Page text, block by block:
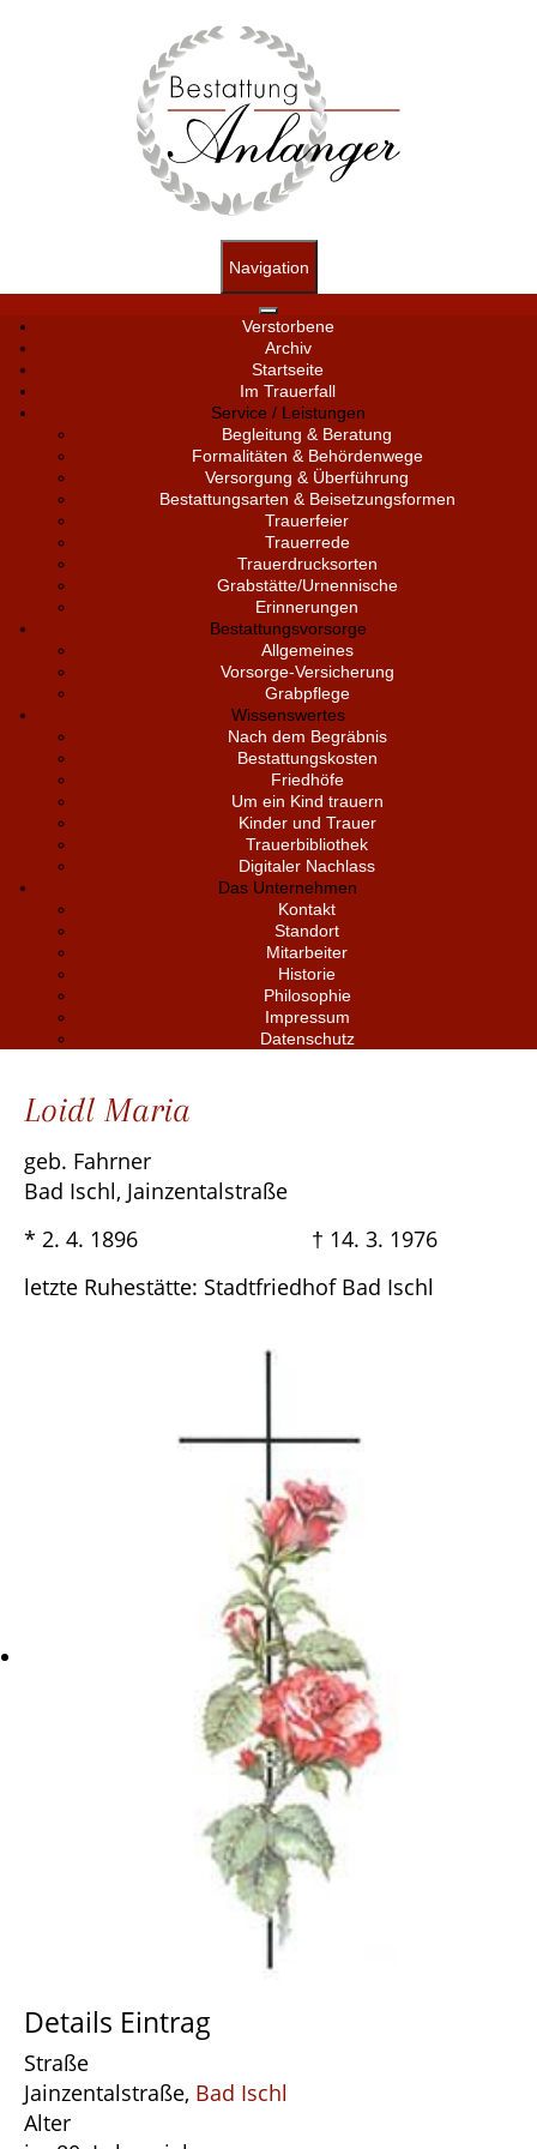
Navigation
Verstorbene
Archiv
Startseite
Im Trauerfall
Service / Leistungen
Begleitung & Beratung
Formalitäten & Behördenwege
Versorgung & Überführung
Bestattungsarten & Beisetzungsformen
Trauerfeier
Trauerrede
Trauerdrucksorten
Grabstätte/Urnennische
Erinnerungen
Bestattungsvorsorge
Allgemeines
Vorsorge-Versicherung
Grabpflege
Wissenswertes
Nach dem Begräbnis
Bestattungskosten
Friedhöfe
Um ein Kind trauern
Kinder und Trauer
Trauerbibliothek
Digitaler Nachlass
Das Unternehmen
Kontakt
Standort
Mitarbeiter
Historie
Philosophie
Impressum
Datenschutz
Loidl Maria
geb. Fahrner
Bad Ischl, Jainzentalstraße
* 2. 4. 1896 † 14. 3. 1976
letzte Ruhestätte: Stadtfriedhof Bad Ischl
Details Eintrag
Straße
Jainzentalstraße, Bad Ischl
Alter